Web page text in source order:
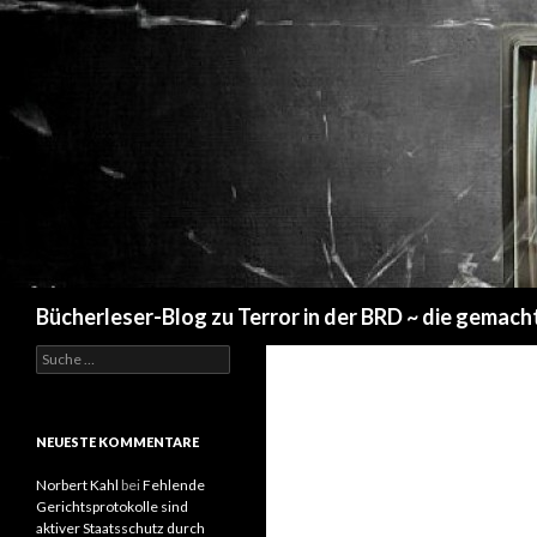
Bücherleser-Blog zu Terror in der BRD ~ die
u
e
a
c
h
NEUESTE KOMMENTARE
Norbert Kahl beiFehlende
Gerichtsprotokolle sind
aktiver Staatsschutz durch